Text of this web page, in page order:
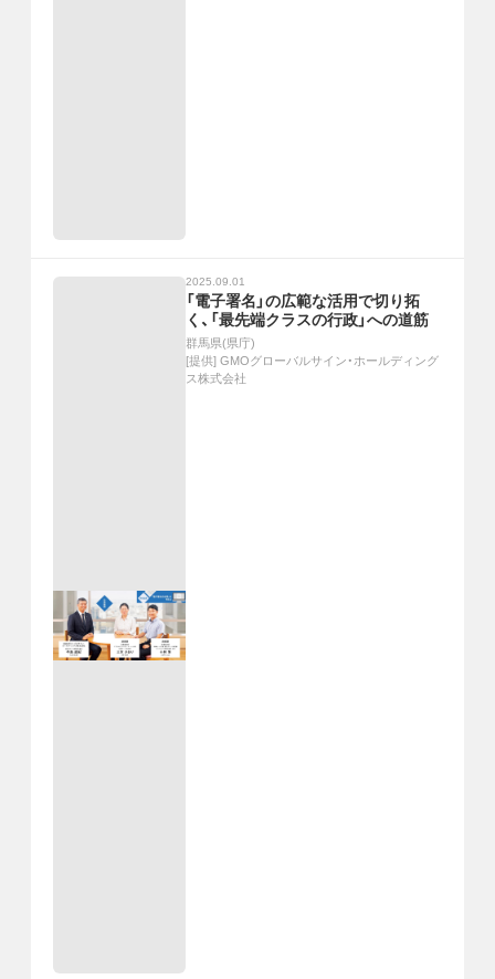
2025.09.01
「電子署名」の広範な活用で切り拓
く、「最先端クラスの行政」への道筋
群馬県(県庁)
[提供] GMOグローバルサイン・ホールディング
ス株式会社